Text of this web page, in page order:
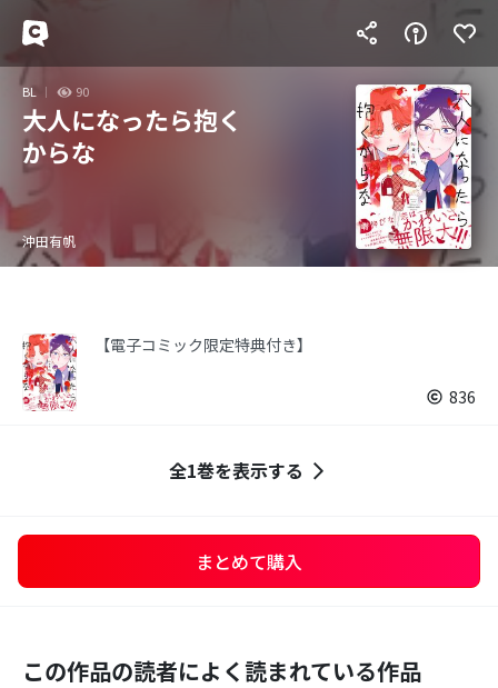
BL 90
大人になったら抱く
からな
沖田有帆
【電子コミック限定特典付き】
836
全1巻を表示する
まとめて購入
この作品の読者によく読まれている作品